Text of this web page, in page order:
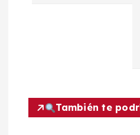
ó
También te